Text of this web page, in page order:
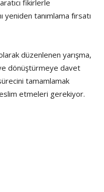
fikirlerle
yeniden tanımlama fırsatı
düzenlenen yarışma,
dönüştürmeye davet
tamamlamak
etmeleri gerekiyor.